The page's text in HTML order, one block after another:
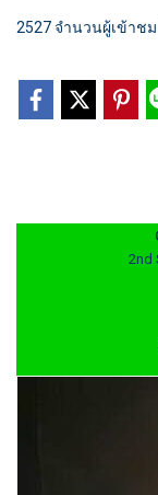
2527 จำนวนผู้เข้าชม
2nd